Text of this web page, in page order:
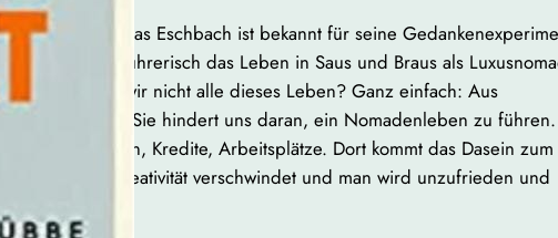
Der Autor Andreas Eschbach ist bekannt für seine
Er schildert verführerisch das Leben in Saus und Braus als
Warum wählen wir nicht alle dieses Leben? Ganz einfach: Aus
Bequemlichkeit. Sie hindert uns daran, ein Nomadenleben zu
treibt uns in Ehen, Kredite, Arbeitsplätze. Dort kommt das Dasein zum
Stillstand, die Kreativität verschwindet und man wird unzufrieden und